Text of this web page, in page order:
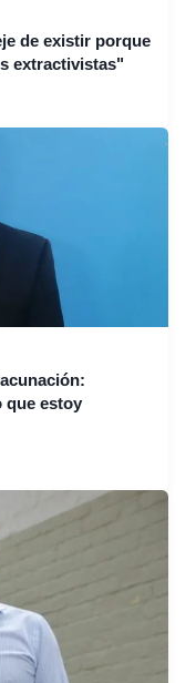
de existir porque
extractivistas"
que estoy